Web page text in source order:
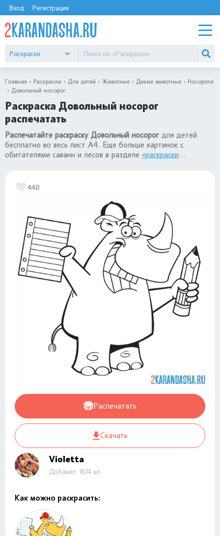
Вход Регистрация
Главная Раскраски Для детей Животные Дикие животные
Носороги
Довольный носорог
Раскраска Довольный носорог
распечатать
Распечатайте раскраску Довольный носорог для детей
бесплатно во весь лист А4. Еще больше картинок с
обитателями саванн и лесов в разделе «раскраски
440
Распечатать
Скачать
Violetta
Добавил: 1874 шт.
Как можно раскрасить: